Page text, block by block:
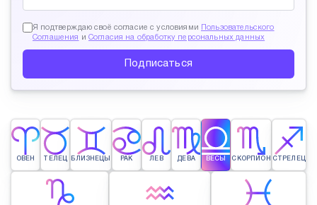
Я подтверждаю своё согласие с условиями
Пользовательского
Соглашения и Согласия на обработку персональных данных
Подписаться
ОВЕН ТЕЛЕЦ БЛИЗНЕЦЫ РАК ЛЕВ ДЕВА ВЕСЫ СКОРПИОН СТРЕЛЕЦ